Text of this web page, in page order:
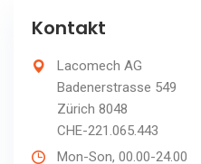
Kontakt
Lacomech AG
Badenerstrasse 549
Zürich 8048
CHE-221.065.443
Mon-Son, 00.00-24.00